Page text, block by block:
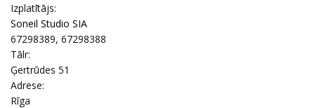
Izplatītājs:
Soneil Studio SIA
67298389, 67298388
Tālr:
Ģertrūdes 51
Adrese:
Rīga